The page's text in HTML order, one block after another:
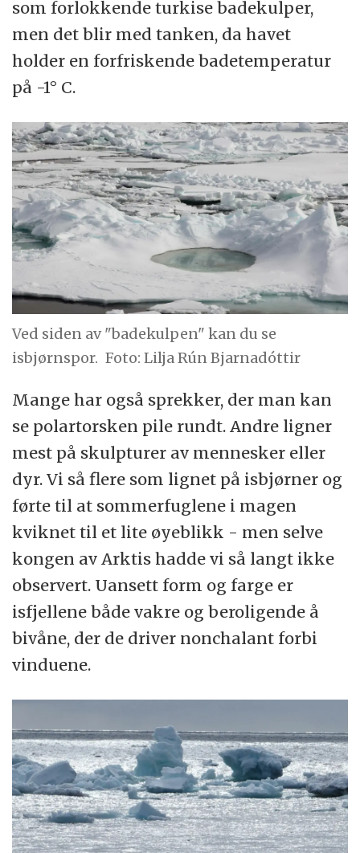
som forlokkende turkise badekulper,
men det blir med tanken, da havet
holder en forfriskende badetemperatur
på -1° C.
Ved siden av "badekulpen" kan du se
isbjørnspor. Foto: Lilja Rún Bjarnadóttir
Mange har også sprekker, der man kan
se polartorsken pile rundt. Andre ligner
mest på skulpturer av mennesker eller
dyr. Vi så flere som lignet på isbjørner og
førte til at sommerfuglene i magen
kviknet til et lite øyeblikk - men selve
kongen av Arktis hadde vi så langt ikke
observert. Uansett form og farge er
isfjellene både vakre og beroligende å
bivåne, der de driver nonchalant forbi
vinduene.